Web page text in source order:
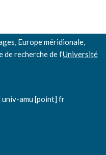
y propaganda durante la
vasca antifascista
et discours
depuis une
iberical.paris-
Europe méridionale,
recherche de l’Université
amu [point] fr